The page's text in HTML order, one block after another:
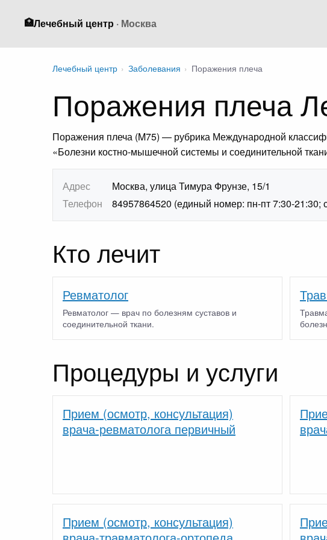
🏥Лечебный центр · Москва
Лечебный центр › Заболевания › Поражения плеча
Поражения плеча
Поражения плеча (M75) — рубрика Международной
«Болезни костно-мышечной системы и соединительной
Адрес
Москва, улица Тимура Фрунзе, 15/1
Телефон
84957864520 (единый номер: пн-пт 7:30-21:30;
Кто лечит
Ревматолог
Ревматолог — врач по болезням суставов и
соединительной ткани.
Процедуры и услуги
Прием (осмотр, консультация)
врача-ревматолога первичный
Прием (осмотр, консультация)